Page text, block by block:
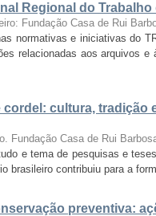
Regional do Trabalho
Fundação Casa de Rui
normativas e iniciativas do
relacionadas aos arquivos e
cultura, tradição
Fundação Casa de Rui
e tema de pesquisas e
brasileiro contribuiu para a
preventiva: